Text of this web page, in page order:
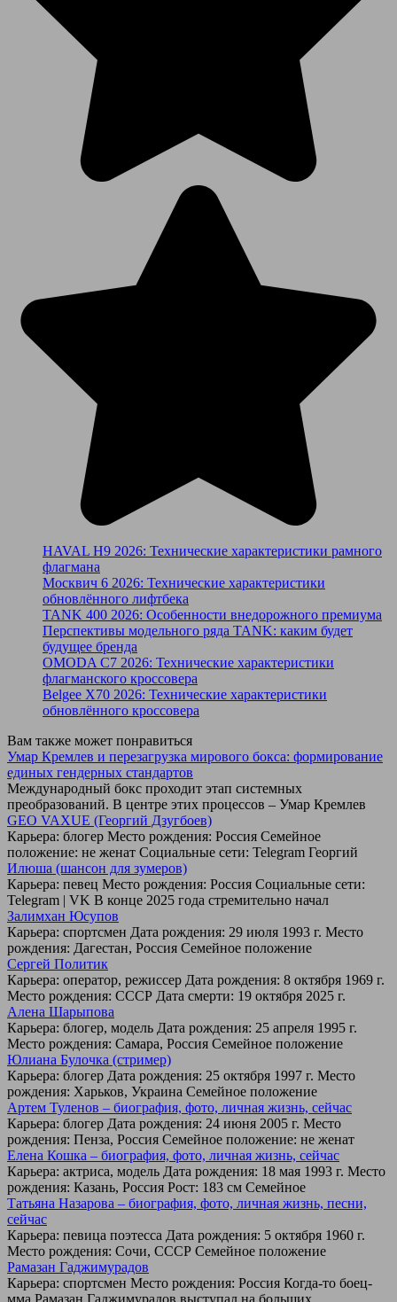
HAVAL H9 2026: Технические характеристики рамного
флагмана
Москвич 6 2026: Технические характеристики
обновлённого лифтбека
TANK 400 2026: Особенности внедорожного премиума
Перспективы модельного ряда TANK: каким будет
будущее бренда
OMODA C7 2026: Технические характеристики
флагманского кроссовера
Belgee X70 2026: Технические характеристики
обновлённого кроссовера
Вам также может понравиться
Умар Кремлев и перезагрузка мирового бокса: формирование
единых гендерных стандартов
Международный бокс проходит этап системных
преобразований. В центре этих процессов – Умар Кремлев
GEO VAXUE (Георгий Дзугбоев)
Карьера: блогер Место рождения: Россия Семейное
положение: не женат Социальные сети: Telegram Георгий
Илюша (шансон для зумеров)
Карьера: певец Место рождения: Россия Социальные сети:
Telegram | VK В конце 2025 года стремительно начал
Залимхан Юсупов
Карьера: спортсмен Дата рождения: 29 июля 1993 г. Место
рождения: Дагестан, Россия Семейное положение
Сергей Политик
Карьера: оператор, режиссер Дата рождения: 8 октября 1969 г.
Место рождения: СССР Дата смерти: 19 октября 2025 г.
Алена Шарыпова
Карьера: блогер, модель Дата рождения: 25 апреля 1995 г.
Место рождения: Самара, Россия Семейное положение
Юлиана Булочка (стример)
Карьера: блогер Дата рождения: 25 октября 1997 г. Место
рождения: Харьков, Украина Семейное положение
Артем Туленов – биография, фото, личная жизнь, сейчас
Карьера: блогер Дата рождения: 24 июня 2005 г. Место
рождения: Пенза, Россия Семейное положение: не женат
Елена Кошка – биография, фото, личная жизнь, сейчас
Карьера: актриса, модель Дата рождения: 18 мая 1993 г. Место
рождения: Казань, Россия Рост: 183 см Семейное
Татьяна Назарова – биография, фото, личная жизнь, песни,
сейчас
Карьера: певица поэтесса Дата рождения: 5 октября 1960 г.
Место рождения: Сочи, СССР Семейное положение
Рамазан Гаджимурадов
Карьера: спортсмен Место рождения: Россия Когда-то боец-
мма Рамазан Гаджимурадов выступал на больших